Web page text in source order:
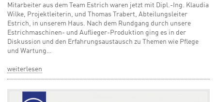
Mitarbeiter aus dem Team Estrich waren jetzt mit Dipl.-Ing. Klaudia
Wilke, Projektleiterin, und Thomas Trabert, Abteilungsleiter
Estrich, in unserem Haus. Nach dem Rundgang durch unsere
Estrichmaschinen- und Auflieger-Produktion ging es in der
Diskussion und den Erfahrungsaustausch zu Themen wie Pflege
und Wartung…
weiterlesen